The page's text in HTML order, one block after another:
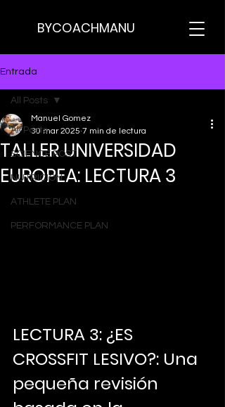
BYCOACHMANU
Entrada
All Posts
SCIENCE POST
NUTRICION
ATHLETE PLAN
PERFORMANCE PLAN
All Posts
TALLER UNIVERSIDAD
EUROPEA: LECTURA 3
Manuel Gomez
30 mar 2025 7 min de lectura
LECTURA 3: ¿ES
CROSSFIT LESIVO?: Una
pequeña revisión